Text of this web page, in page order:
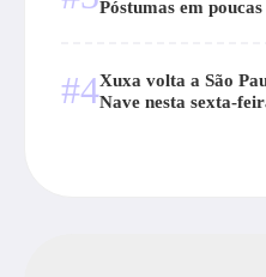
Póstumas em
#4Xuxa volta a São
Nave nesta sexta-